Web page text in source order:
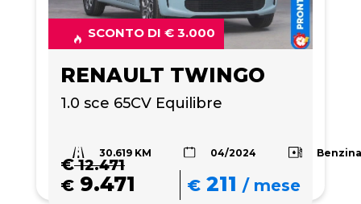
SCONTO DI € 3.000
RENAULT TWINGO
1.0 sce 65CV Equilibre
30.619 KM 04/2024
€12.471
€ 9.471 € 211 /mese